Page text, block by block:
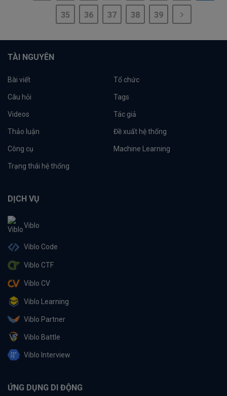
35 36 37 38 39
TÀI NGUYÊN
Bài viết Tổ chức
Câu hỏi Tags
Videos Tác giả
Thảo luận Đề xuất hệ thống
Công cụ Machine Learning
Trạng thái hệ thống
DỊCH VỤ
Viblo
Viblo Code
Viblo CTF
Viblo CV
Viblo Learning
Viblo Partner
Viblo Battle
Viblo Interview
ỨNG DỤNG DI ĐỘNG